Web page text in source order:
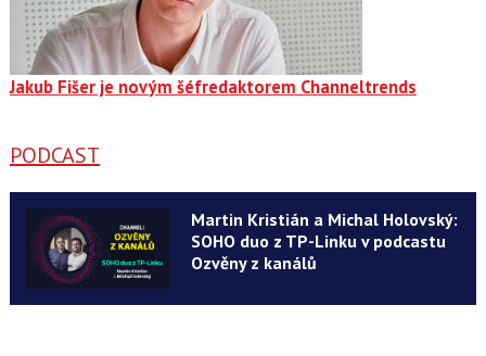
Jakub Fišer je novým šéfredaktorem Channeltrends
PODCAST
Martin Kristián a Michal Holovský:
SOHO duo z TP-Linku v podcastu
Ozvěny z kanálů